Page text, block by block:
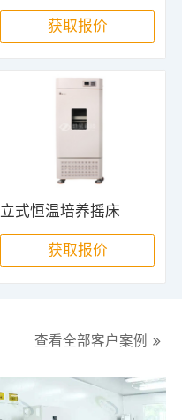
获取报价
立式恒温培养摇床
获取报价
查看全部客户案例